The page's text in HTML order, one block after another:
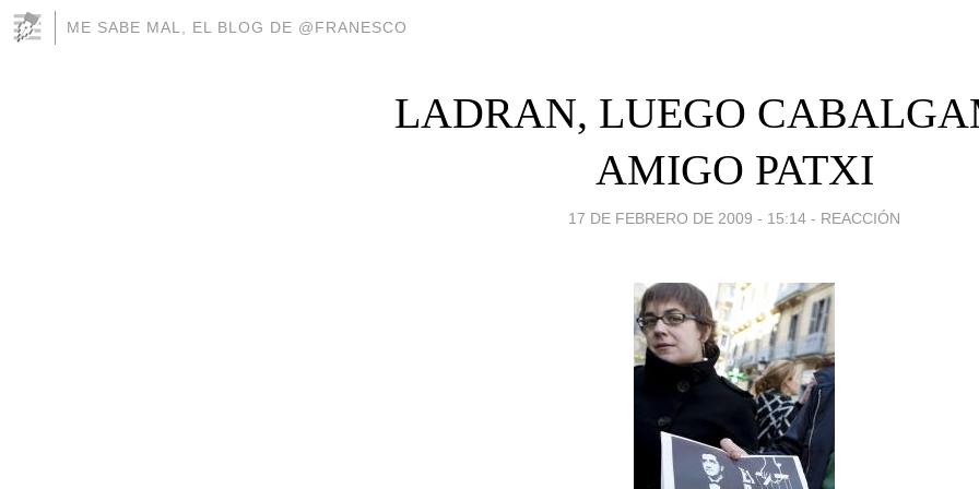
ME SABE MAL, EL BLOG DE @FRANESCO
LADRAN, LUEGO
AMIGO PATXI
17 DE FEBRERO DE 2009 - 15:14 - REACCIÓN